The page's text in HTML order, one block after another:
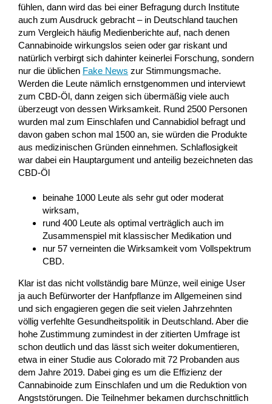
fühlen, dann wird das bei einer Befragung durch Institute
auch zum Ausdruck gebracht – in Deutschland tauchen
zum Vergleich häufig Medienberichte auf, nach denen
Cannabinoide wirkungslos seien oder gar riskant und
natürlich verbirgt sich dahinter keinerlei Forschung, sondern
nur die üblichen Fake News zur Stimmungsmache.
Werden die Leute nämlich ernstgenommen und interviewt
zum CBD-Öl, dann zeigen sich übermäßig viele auch
überzeugt von dessen Wirksamkeit. Rund 2500 Personen
wurden mal zum Einschlafen und Cannabidiol befragt und
davon gaben schon mal 1500 an, sie würden die Produkte
aus medizinischen Gründen einnehmen. Schlaflosigkeit
war dabei ein Hauptargument und anteilig bezeichneten das
CBD-Öl
beinahe 1000 Leute als sehr gut oder moderat
wirksam,
rund 400 Leute als optimal verträglich auch im
Zusammenspiel mit klassischer Medikation und
nur 57 verneinten die Wirksamkeit vom Vollspektrum
CBD.
Klar ist das nicht vollständig bare Münze, weil einige User
ja auch Befürworter der Hanfpflanze im Allgemeinen sind
und sich engagieren gegen die seit vielen Jahrzehnten
völlig verfehlte Gesundheitspolitik in Deutschland. Aber die
hohe Zustimmung zumindest in der zitierten Umfrage ist
schon deutlich und das lässt sich weiter dokumentieren,
etwa in einer Studie aus Colorado mit 72 Probanden aus
dem Jahre 2019. Dabei ging es um die Effizienz der
Cannabinoide zum Einschlafen und um die Reduktion von
Angststörungen. Die Teilnehmer bekamen durchschnittlich